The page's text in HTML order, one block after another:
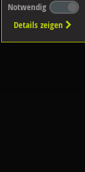
Notwendig
Details zeigen